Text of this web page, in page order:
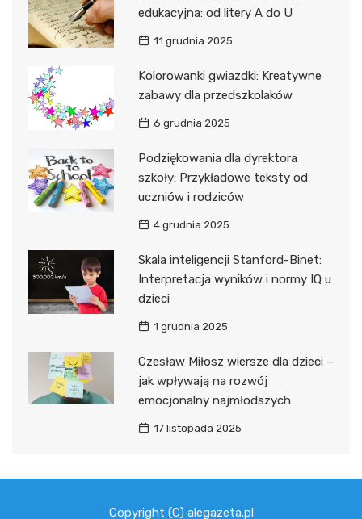
edukacyjna: od litery A do U
11 grudnia 2025
Kolorowanki gwiazdki: Kreatywne
zabawy dla przedszkolaków
6 grudnia 2025
Podziękowania dla dyrektora
szkoły: Przykładowe teksty od
uczniów i rodziców
4 grudnia 2025
Skala inteligencji Stanford-Binet:
Interpretacja wyników i normy IQ u
dzieci
1 grudnia 2025
Czesław Miłosz wiersze dla dzieci –
jak wpływają na rozwój
emocjonalny najmłodszych
17 listopada 2025
Copyright (C) alegazeta.pl